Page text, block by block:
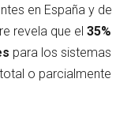
en España y de
revela que el 35%
para los sistemas
o parcialmente